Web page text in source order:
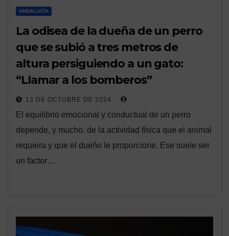
ANDALUCÍA
La odisea de la dueña de un perro
que se subió a tres metros de
altura persiguiendo a un gato:
“Llamar a los bomberos”
13 DE OCTUBRE DE 2024
El equilibrio emocional y conductual de un perro
depende, y mucho, de la actividad física que el animal
requiera y que el dueño le proporcione. Ese suele ser
un factor…